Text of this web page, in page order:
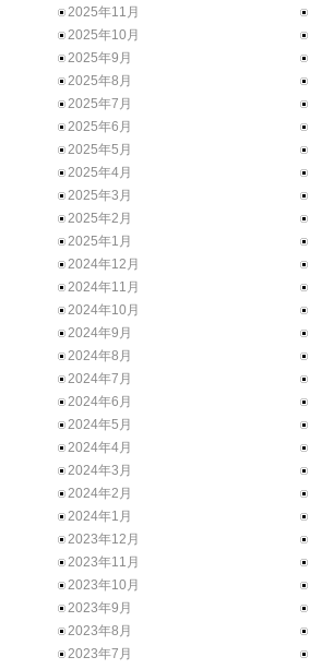
2025年11月
2025年10月
2025年9月
2025年8月
2025年7月
2025年6月
2025年5月
2025年4月
2025年3月
2025年2月
2025年1月
2024年12月
2024年11月
2024年10月
2024年9月
2024年8月
2024年7月
2024年6月
2024年5月
2024年4月
2024年3月
2024年2月
2024年1月
2023年12月
2023年11月
2023年10月
2023年9月
2023年8月
2023年7月